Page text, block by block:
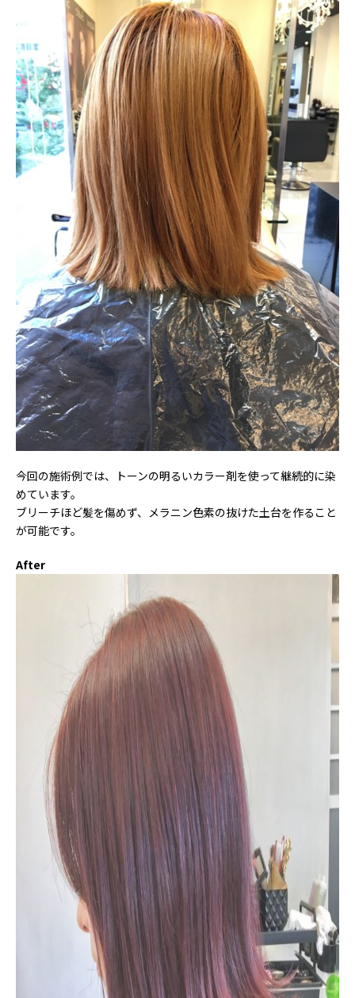
今回の施術例では、トーンの明るいカラー剤を使って継続的に染
めています。
ブリーチほど髪を傷めず、メラニン色素の抜けた土台を作ること
が可能です。
After